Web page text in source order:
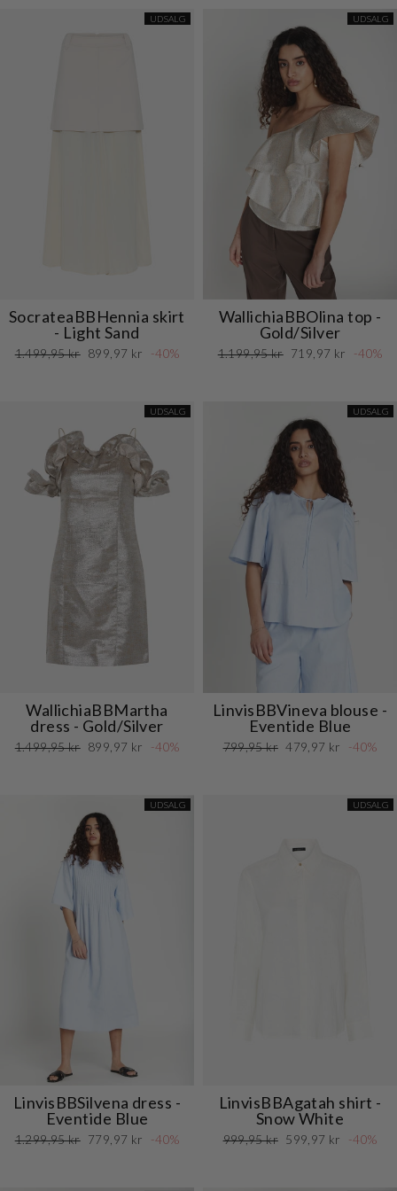
UDSALG
SocrateaBBHennia skirt
- Light Sand
Normalpris
1.499,95 kr Udsalgspris
899,97 kr -40%
UDSALG
WallichiaBBOlina top -
Gold/Silver
Normalpris
1.199,95 kr Udsalgspris
719,97 kr -40%
UDSALG
WallichiaBBMartha
dress - Gold/Silver
Normalpris
1.499,95 kr Udsalgspris
899,97 kr -40%
UDSALG
LinvisBBVineva blouse -
Eventide Blue
Normalpris
799,95 kr Udsalgspris
479,97 kr -40%
UDSALG
LinvisBBSilvena dress -
Eventide Blue
Normalpris
1.299,95 kr Udsalgspris
779,97 kr -40%
UDSALG
LinvisBBAgatah shirt -
Snow White
Normalpris
999,95 kr Udsalgspris
599,97 kr -40%